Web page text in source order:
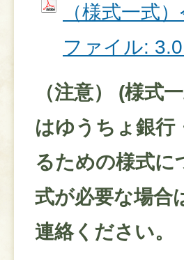
（様式一式
ファイル:
（注意） (様式
はゆうちょ銀行
るための様式に
式が必要な場合
連絡ください。